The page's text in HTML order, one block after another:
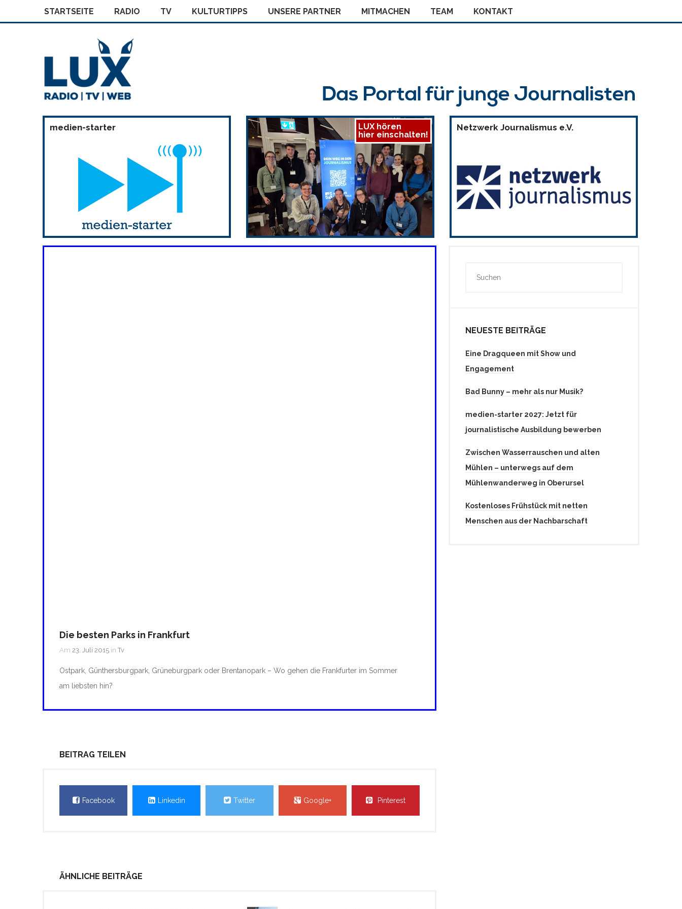
STARTSEITE RADIO TV KULTURTIPPS UNSERE PARTNER MITMACHEN TEAM KONTAKT
Das Portal für junge Journalisten
medien-starter
LUX hören
hier einschalten!
Netzwerk Journalismus e.V.
Die besten Parks in Frankfurt
Am 23. Juli 2015 inTv
Ostpark, Günthersburgpark, Grüneburgpark oder Brentanopark – Wo gehen die Frankfurter im Sommer
am liebsten hin?
BEITRAG TEILEN
Facebook Linkedin Twitter Google+ Pinterest
ÄHNLICHE BEITRÄGE
NEUESTE BEITRÄGE
Eine Dragqueen mit Show und
Engagement
Bad Bunny – mehr als nur Musik?
medien-starter 2027: Jetzt für
journalistische Ausbildung bewerben
Zwischen Wasserrauschen und alten
Mühlen – unterwegs auf dem
Mühlenwanderweg in Oberursel
Kostenloses Frühstück mit netten
Menschen aus der Nachbarschaft